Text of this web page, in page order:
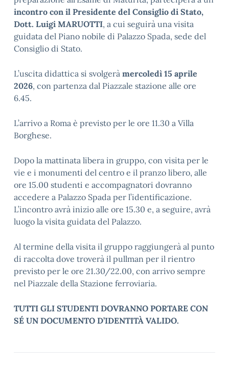
incontro con il Presidente del Consiglio di Stato,
Dott. Luigi MARUOTTI, a cui seguirà una visita
guidata del Piano nobile di Palazzo Spada, sede del
Consiglio di Stato.
L’uscita didattica si svolgerà mercoledì 15 aprile
2026, con partenza dal Piazzale stazione alle ore
6.45.
L’arrivo a Roma è previsto per le ore 11.30 a Villa
Borghese.
Dopo la mattinata libera in gruppo, con visita per le
vie e i monumenti del centro e il pranzo libero, alle
ore 15.00 studenti e accompagnatori dovranno
accedere a Palazzo Spada per l’identificazione.
L’incontro avrà inizio alle ore 15.30 e, a seguire, avrà
luogo la visita guidata del Palazzo.
Al termine della visita il gruppo raggiungerà al punto
di raccolta dove troverà il pullman per il rientro
previsto per le ore 21.30/22.00, con arrivo sempre
nel Piazzale della Stazione ferroviaria.
TUTTI GLI STUDENTI DOVRANNO PORTARE CON
SÉ UN DOCUMENTO D’IDENTITÀ VALIDO.